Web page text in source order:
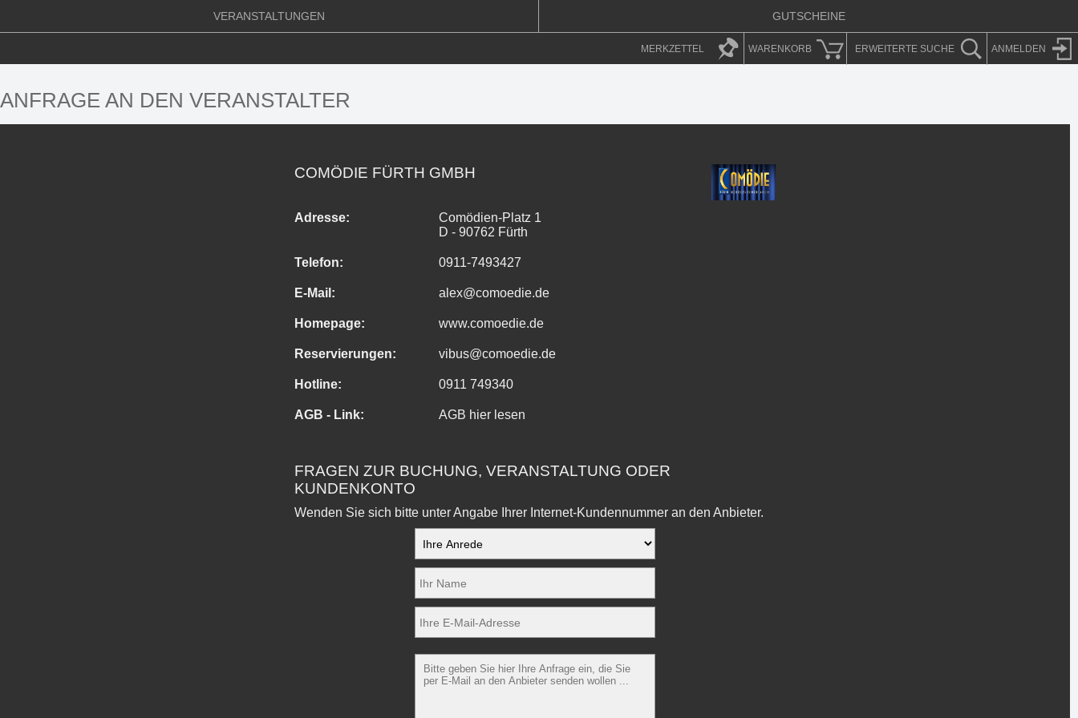
VERANSTALTUNGEN GUTSCHEINE
MERKZETTEL WARENKORB ERWEITERTE SUCHE ANMELDEN
ANFRAGE AN DEN VERANSTALTER
COMÖDIE FÜRTH GMBH
Adresse:
Comödien-Platz 1
D - 90762 Fürth
Telefon: 0911-7493427
E-Mail: alex@comoedie.de
Homepage: www.comoedie.de
Reservierungen: vibus@comoedie.de
Hotline: 0911 749340
AGB - Link: AGB hier lesen
FRAGEN ZUR BUCHUNG, VERANSTALTUNG ODER
KUNDENKONTO
Wenden Sie sich bitte unter Angabe Ihrer Internet-Kundennummer an den Anbieter.